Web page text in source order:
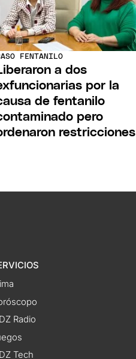
FENTANILO
a dos
por la
de fentanilo
pero
restricciones
Radio
Tech